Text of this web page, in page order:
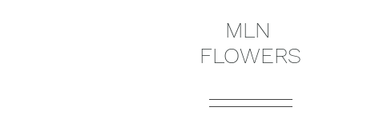
MLN
FLOWERS